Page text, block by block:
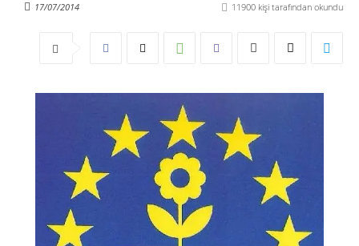
11900 kişi tarafından okundu
17/07/2014